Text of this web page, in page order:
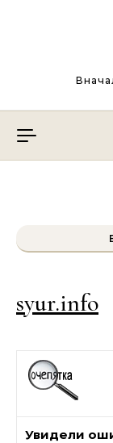
syur.info
Увидели